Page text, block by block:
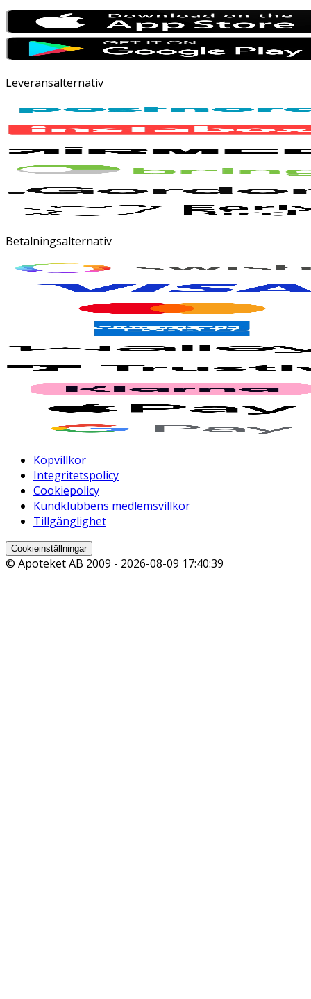
Leveransalternativ
Betalningsalternativ
Köpvillkor
Integritetspolicy
Cookiepolicy
Kundklubbens medlemsvillkor
Tillgänglighet
Cookieinställningar
© Apoteket AB 2009 - 2026-08-09 17:40:39